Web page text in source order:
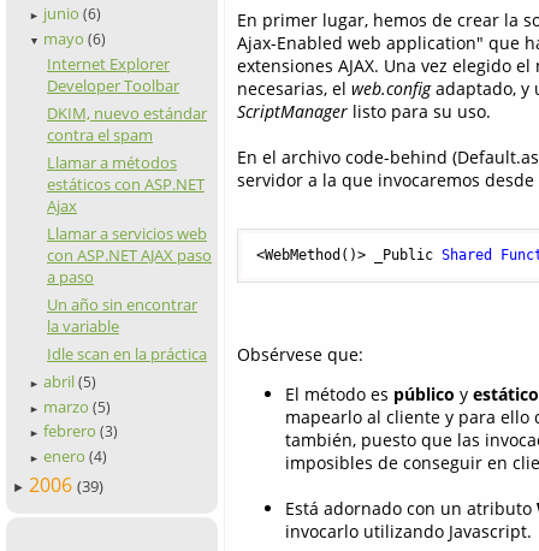
► junio (6)
▼ mayo (6)
Internet Explorer
Developer Toolbar
DKIM, nuevo estándar
contra el spam
Llamar a métodos
estáticos con ASP.NET
Ajax
Llamar a servicios web
con ASP.NET AJAX paso
a paso
Un año sin encontrar
la variable
Idle scan en la práctica
► abril (5)
► marzo (5)
► febrero (3)
► enero (4)
► 2006 (39)
En primer lugar, hemos de crear la
Ajax-Enabled web application" que
extensiones AJAX. Una vez elegido
necesarias, el web.configadaptado, y
ScriptManager listo para su uso.
En el archivo code-behind
servidor a la que invocaremos
<WebMethod()> _Public Shared
Obsérvese que:
El método es público y estático
mapearlo al cliente y para ello
también, puesto que las
imposibles de conseguir en
Está adornado con un atributo
invocarlo utilizando Javascript.